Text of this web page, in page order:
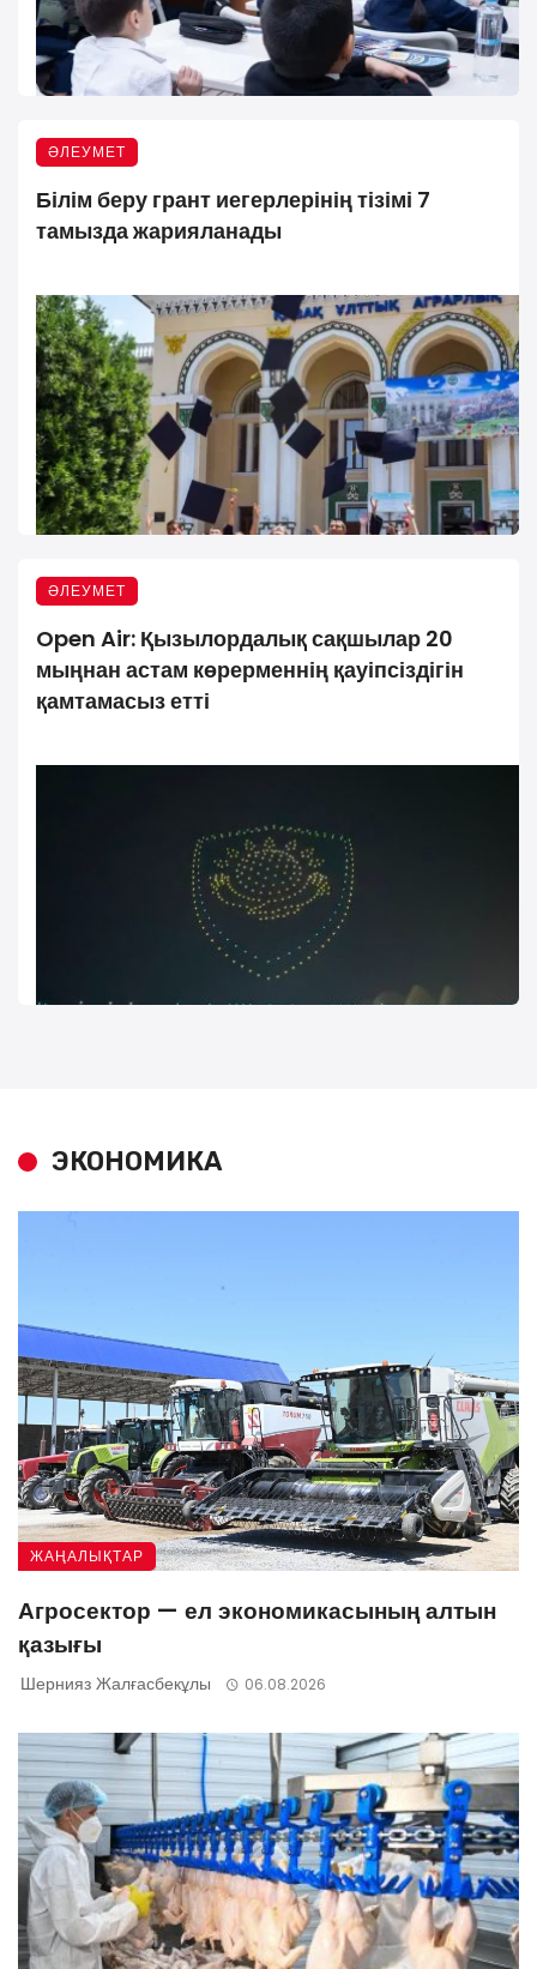
ӘЛЕУМЕТ
Білім беру грант иегерлерінің тізімі 7
тамызда жарияланады
ӘЛЕУМЕТ
Open Air: Қызылордалық сақшылар 20
мыңнан астам көрерменнің қауіпсіздігін
қамтамасыз етті
ЭКОНОМИКА
ЖАҢАЛЫҚТАР
Агросектор — ел экономикасының алтын
қазығы
Шернияз Жалғасбекұлы 06.08.2026